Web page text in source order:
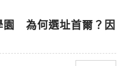
為何選址首爾？因